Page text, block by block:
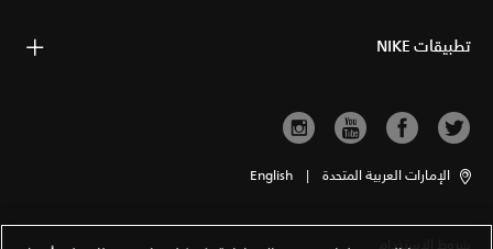
تطبيقات NIKE
الإمارات العربية المتحدة |
English